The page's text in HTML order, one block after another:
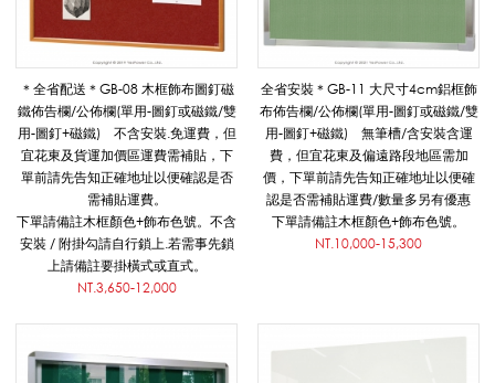
＊全省配送＊GB-08 木框飾布圖釘磁
鐵佈告欄/公佈欄(單用-圖釘或磁鐵/雙
用-圖釘+磁鐵) 不含安裝.免運費，但
宜花東及貨運加價區運費需補貼，下
單前請先告知正確地址以便確認是否
需補貼運費。
下單請備註木框顏色+飾布色號。不含
安裝 / 附掛勾請自行鎖上.若需事先鎖
上請備註要掛橫式或直式。
NT.3,650-12,000
全省安裝＊GB-11 大尺寸4cm鋁框飾
布佈告欄/公佈欄(單用-圖釘或磁鐵/雙
用-圖釘+磁鐵) 無筆槽/含安裝含運
費，但宜花東及偏遠路段地區需加
價，下單前請先告知正確地址以便確
認是否需補貼運費/數量多另有優惠
下單請備註木框顏色+飾布色號。
NT.10,000-15,300